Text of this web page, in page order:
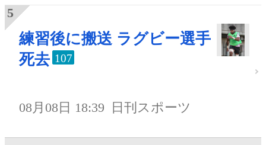
練習後に搬送 ラグビー選手
死去 107
08月08日 18:39 日刊スポーツ